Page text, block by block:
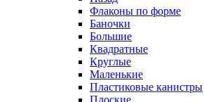
Флаконы по форме
Баночки
Большие
Квадратные
Круглые
Маленькие
Пластиковые канистры
Плоские